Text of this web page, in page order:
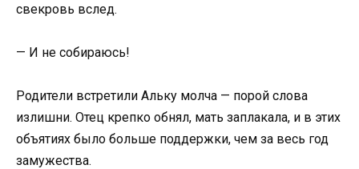
свекровь вслед.
— И не собираюсь!
Родители встретили Альку молча — порой слова
излишни. Отец крепко обнял, мать заплакала, и в этих
объятиях было больше поддержки, чем за весь год
замужества.